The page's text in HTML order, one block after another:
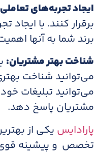
ایجاد تجربه‌های
برقرار کنند. با
برند شما به آنها
شناخت بهتر مشتریان:
می‌توانید شناخت بهتری
می‌توانید تبلیغات
مشتریان پاسخ دهد.
پارادایس یکی از
تخصص و پیشینه قوی